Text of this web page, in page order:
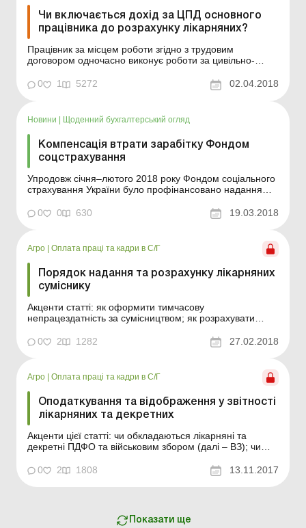
Чи включається дохід за ЦПД основного
працівника до розрахунку лікарняних?
Працівник за місцем роботи згідно з трудовим
договором одночасно виконує роботи за цивільно-
до розрахунку середньої заробітної плати для
обчислення розміру допомоги з тимчасової
розрахунковому періоді? Відп...
0 1 5272 02.04.2018
Новини | Щоденний бухгалтерський огляд
Компенсація втрати зарабітку Фондом
соцстрахування
Упродовж січня–лютого 2018 року Фондом соціального
страхування України було профінансовано надання
тис. лікарняних листків на загальну тривалість 6 297
675 днів. Фінансування здійснюється ФССУ своєчасно
0 0 630 19.03.2018
Агро | Оплата праці та кадри в С/Г
Порядок надання та розрахунку лікарняних
суміснику
Акценти статті: як оформити тимчасову
непрацездатність за сумісництвом; як розрахувати
сумісництвом. Засади роботи за сумісництвом
Відповідно до ч. 2 ст. 21 КЗпП працівник має право
праці шляхом укл...
0 2 1282 27.02.2018
Агро Оплата праці та кадри в С/Г
Оподаткування та відображення у звітності
лікарняних та декретних
Акценти цієї статті: чи обкладаються лікарняні та
декретні ПДФО та військовим збором (далі – ВЗ); чи
відобразити лікарняні та декретні у формі № 1ДФ та
0 2 1808 13.11.2017
Показати ще